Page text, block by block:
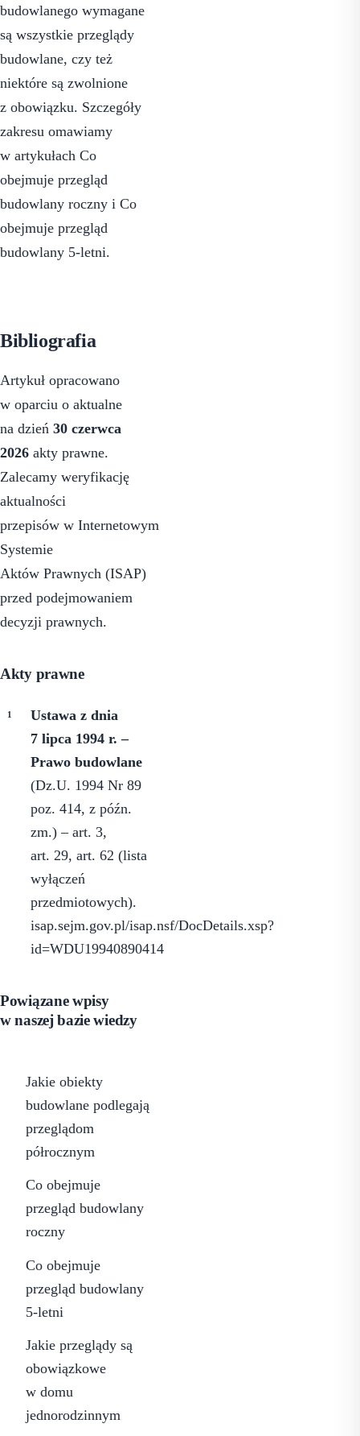
budowlanego wymagane
są wszystkie przeglądy
budowlane, czy też
niektóre są zwolnione
z obowiązku. Szczegóły
zakresu omawiamy
w artykułach Co
obejmuje przegląd
budowlany roczny i Co
obejmuje przegląd
budowlany 5-letni.
Bibliografia
Artykuł opracowano
w oparciu o aktualne
na dzień 30 czerwca
2026 akty prawne.
Zalecamy weryfikację
aktualności
przepisów w Internetowym
Systemie
Aktów Prawnych (ISAP)
przed podejmowaniem
decyzji prawnych.
Akty prawne
Ustawa z dnia
7 lipca 1994 r. –
Prawo budowlane
(Dz.U. 1994 Nr 89
poz. 414, z późn.
zm.) – art. 3,
art. 29, art. 62 (lista
wyłączeń
przedmiotowych).
isap.sejm.gov.pl/isap.nsf/DocDetails.xsp?
id=WDU19940890414
Powiązane wpisy
w naszej bazie wiedzy
Jakie obiekty
budowlane podlegają
przeglądom
półrocznym
Co obejmuje
przegląd budowlany
roczny
Co obejmuje
przegląd budowlany
5-letni
Jakie przeglądy są
obowiązkowe
w domu
jednorodzinnym